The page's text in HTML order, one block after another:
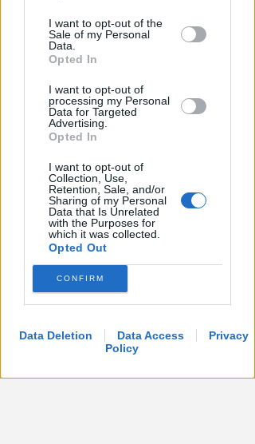
by us to third parties on the IAB’s List of
Downstream Participants that may
further disclose it to other third parties.
I want to opt-out of the
Sale of my Personal
Data.
Opted In
I want to opt-out of
processing my Personal
Data for Targeted
Advertising.
Opted In
I want to opt-out of
Collection, Use,
Retention, Sale, and/or
Sharing of my Personal
Data that Is Unrelated
with the Purposes for
which it was collected.
Opted Out
CONFIRM
Data Deletion Data Access
Privacy
Policy
LIETO FINE
13enne scompare a riva,
ricerche in mare e via terra.
Ritrovato sano e salvo
Lamberto Abbati